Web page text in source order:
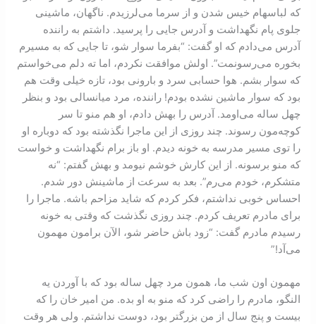
كه لباسهام خيس شدن و از سرما می‌‌لرزيدم. ناگهان‌، ماشينی
جلوی پام نگهداشت و آدرس جايی را پرسيد. داشتم به راننده
آدرس می‌‌‏دادم كه او گفت‌: “‌بفرما سوار شو‌، ‌تا جايی كه به مسيرم
بخوره می‌‌‌رسونمت‌”. اولش موافقت نکردم‌، اما ته دلم می‌‌خواستم
که سوار بشم. هوا حسابی سرد و بارونی بود‌، تازه خيلی وقت هم
بود كه سوار ماشين نشده بودم‌! راننده‌، مرد ميانسالی بود و بنظر
چهل ساله می‌‌اومد‌. آدرس را بهش دادم‌، او هم منو تا سر
كوچه‌‌‏مون رسوند. چند روزی از اين ماجرا نگذشته بود كه دوباره او
را توی مسير مدرسه به خونه ديدم. او باز برام نگهداشت و خواست
که منو برسونه. از اين كارش خوشم نيومد و بهش گفتم‌: “‌نه
متشكرم، خودم می‌‌‌رم‌”. بعد‌ به سرعت از ماشينش دور شدم.
احساس خوبی نداشتم‌، فكر كردم که شايد مزاحم باشه. ماجرا را
برای مادرم تعريف كردم. چند روزی نگذشت که وقتی به خونه
رسيدم مادرم گفت‌: “‌زود باش حاضر شو، الآن برامون مهمون
می‌‌آد!”
مهمون اون شب ما‌، همون مرد چهل ساله بود كه با آوردن يه
النگو‌، مادرم را راضی كرد كه منو به او بده. من امير خان را كه
بيست و پنج سال از من بزرگتر بود‌، دوست نداشتم. ولی هر ‌‌وقت